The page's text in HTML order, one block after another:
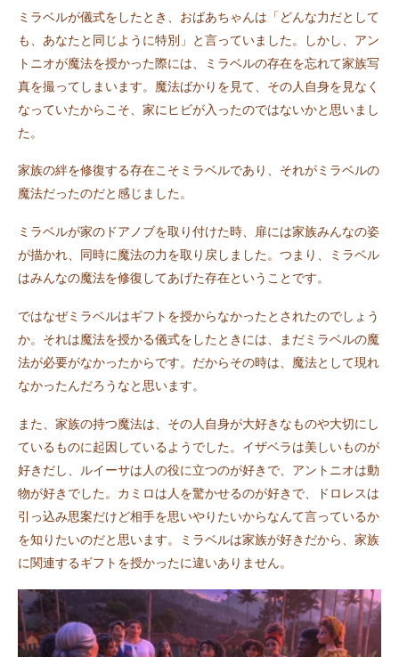
ミラベルが儀式をしたとき、おばあちゃんは「どんな力だとして
も、あなたと同じように特別」と言っていました。しかし、アン
トニオが魔法を授かった際には、ミラベルの存在を忘れて家族写
真を撮ってしまいます。魔法ばかりを見て、その人自身を見なく
なっていたからこそ、家にヒビが入ったのではないかと思いまし
た。
家族の絆を修復する存在こそミラベルであり、それがミラベルの
魔法だったのだと感じました。
ミラベルが家のドアノブを取り付けた時、扉には家族みんなの姿
が描かれ、同時に魔法の力を取り戻しました。つまり、ミラベル
はみんなの魔法を修復してあげた存在ということです。
ではなぜミラベルはギフトを授からなかったとされたのでしょう
か。それは魔法を授かる儀式をしたときには、まだミラベルの魔
法が必要がなかったからです。だからその時は、魔法として現れ
なかったんだろうなと思います。
また、家族の持つ魔法は、その人自身が大好きなものや大切にし
ているものに起因しているようでした。イザベラは美しいものが
好きだし、ルイーサは人の役に立つのが好きで、アントニオは動
物が好きでした。カミロは人を驚かせるのが好きで、ドロレスは
引っ込み思案だけど相手を思いやりたいからなんて言っているか
を知りたいのだと思います。ミラベルは家族が好きだから、家族
に関連するギフトを授かったに違いありません。